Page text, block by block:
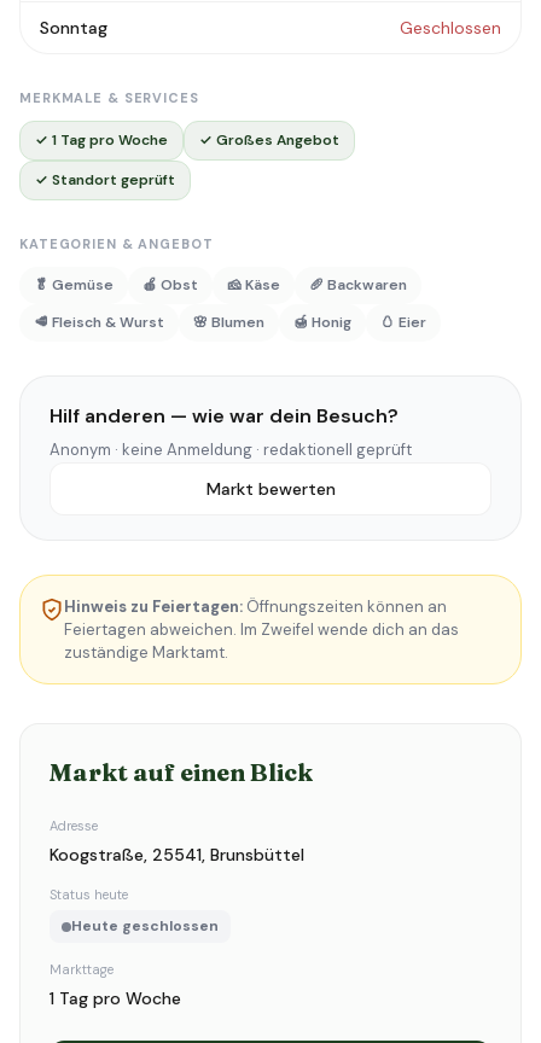
Sonntag Geschlossen
MERKMALE & SERVICES
✓ 1 Tag pro Woche ✓ Großes Angebot
✓ Standort geprüft
KATEGORIEN & ANGEBOT
🥬 Gemüse 🍎 Obst 🧀 Käse
🥖 Backwaren
🥩 Fleisch & Wurst
🌸 Blumen 🍯 Honig 🥚 Eier
Hilf anderen — wie war dein Besuch?
Anonym · keine Anmeldung · redaktionell geprüft
Markt bewerten
Hinweis zu Feiertagen: Öffnungszeiten können an
Feiertagen abweichen. Im Zweifel wende dich an das
zuständige Marktamt.
Markt auf einen Blick
Adresse
Koogstraße, 25541, Brunsbüttel
Status heute
Heute geschlossen
Markttage
1 Tag pro Woche